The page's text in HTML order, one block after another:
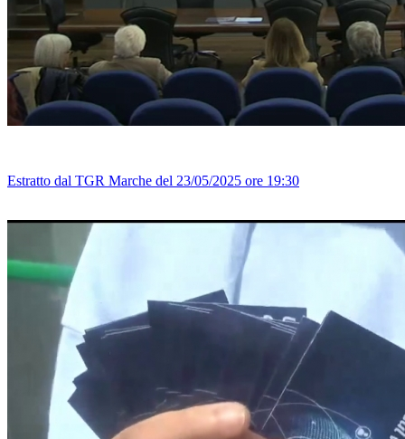
Estratto dal TGR Marche del 23/05/2025 ore 19:30